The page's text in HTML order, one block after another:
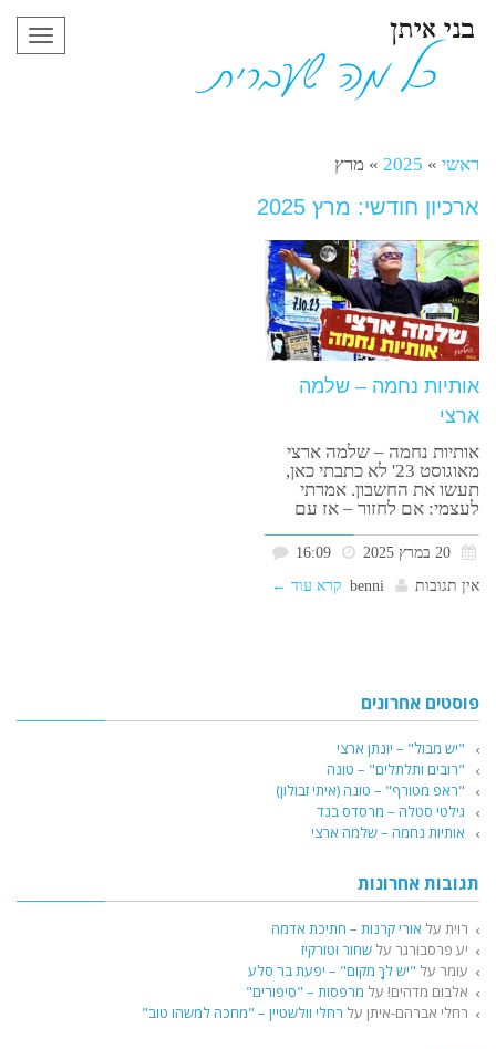
ראשי »
2025
» מרץ
ארכיון חודשי: מרץ 2025
אותיות נחמה – שלמה
ארצי
אותיות נחמה – שלמה ארצי
מאוגוסט 23' לא כתבתי כאן,
תעשו את החשבון. אמרתי
לעצמי: אם לחזור – אז עם
אין תגובות
benni קרא עוד ←
פוסטים אחרונים
"יש מבול" – יונתן ארצי
"רובים ותלתלים" – טונה
"ראפ מטורף" – טונה (איתי זבולון)
גילטי סטלה – מרסדס בנד
אותיות נחמה – שלמה ארצי
תגובות אחרונות
רוית על אורי קרנות – חתיכת אדמה
יע פרסבורגר על שחור וטורקיז
עומר על "יש לךָ מקום" – יפעת בר סלע
אלבום מדהים! על מרפסות – "סיפורים"
רחלי אברהם-איתן על רחלי וולשטיין – "מחכה למשהו טוב"